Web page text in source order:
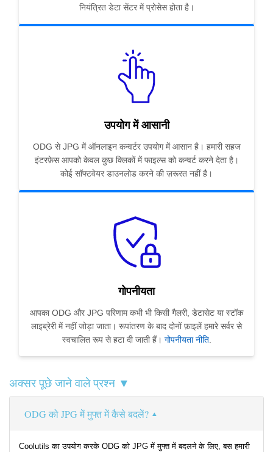
नियंत्रित डेटा सेंटर में प्रोसेस होता है।
उपयोग में आसानी
ODG से JPG में ऑनलाइन कन्वर्टर उपयोग में आसान है। हमारी सहज
इंटरफ़ेस आपको केवल कुछ क्लिकों में फाइल्स को कन्वर्ट करने देता है।
कोई सॉफ्टवेयर डाउनलोड करने की ज़रूरत नहीं है।
गोपनीयता
आपका ODG और JPG परिणाम कभी भी किसी गैलरी, डेटासेट या स्टॉक
लाइब्रेरी में नहीं जोड़ा जाता। रूपांतरण के बाद दोनों फ़ाइलें हमारे सर्वर से
स्वचालित रूप से हटा दी जाती हैं। गोपनीयता नीति.
अक्सर पूछे जाने वाले प्रश्न ▼
ODG को JPG में मुफ्त में कैसे बदलें?
Coolutils का उपयोग करके ODG को JPG में मुफ्त में बदलने के लिए, बस हमारी